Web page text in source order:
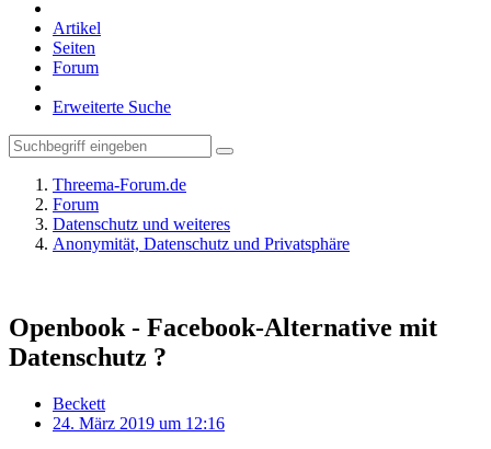
Artikel
Seiten
Forum
Erweiterte Suche
Threema-Forum.de
Forum
Datenschutz und weiteres
Anonymität, Datenschutz und Privatsphäre
Openbook - Facebook-Alternative mit
Datenschutz ?
Beckett
24. März 2019 um 12:16